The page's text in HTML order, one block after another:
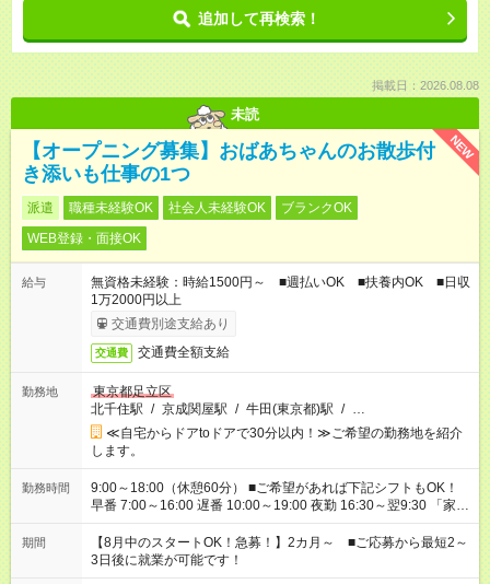
追加して再検索！
掲載日：2026.08.08
未読
NEW
【オープニング募集】おばあちゃんのお散歩付
き添いも仕事の1つ
派遣 職種未経験OK 社会人未経験OK
ブランクOK
WEB登録・面接OK
給与
無資格未経験：時給1500円～ ■週払いOK ■扶養内OK ■日収
1万2000円以上
交通費別途支給あり
交通費 交通費全額支給
勤務地
東京都足立区
北千住駅 / 京成関屋駅 / 牛田(東京都)駅 / …
≪自宅からドアtoドアで30分以内！≫ご希望の勤務地を紹介
します。
勤務時間
9:00～18:00（休憩60分） ■ご希望があれば下記シフトもOK！
早番 7:00～16:00 遅番 10:00～19:00 夜勤 16:30～翌9:30 「家族
と休みを合わせたい」 「余裕を持って夕飯の準備がしたい」
「できれば残業はしたくない」 など、ご希望を教えてください
ね。 ※Wワーク希望の方へ 今ご覧のお仕事で希望する勤務時間
と、もう1つのお仕事の勤務時間。 合計で週40時間を超える場
期間
【8月中のスタートOK！急募！】2カ月～ ■ご応募から最短2～
3日後に就業が可能です！